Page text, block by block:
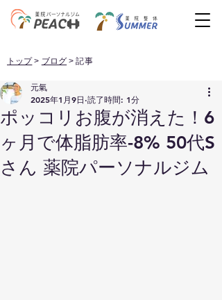
トップ> ブログ > 記事
ポッコリお腹が消えた！6
ヶ月で体脂肪率-8% 50代S
さん 薬院パーソナルジム
元氣
2025年1月9日 読了時間: 1分